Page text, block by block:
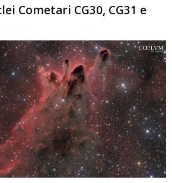
Cometari CG30, CG31 e